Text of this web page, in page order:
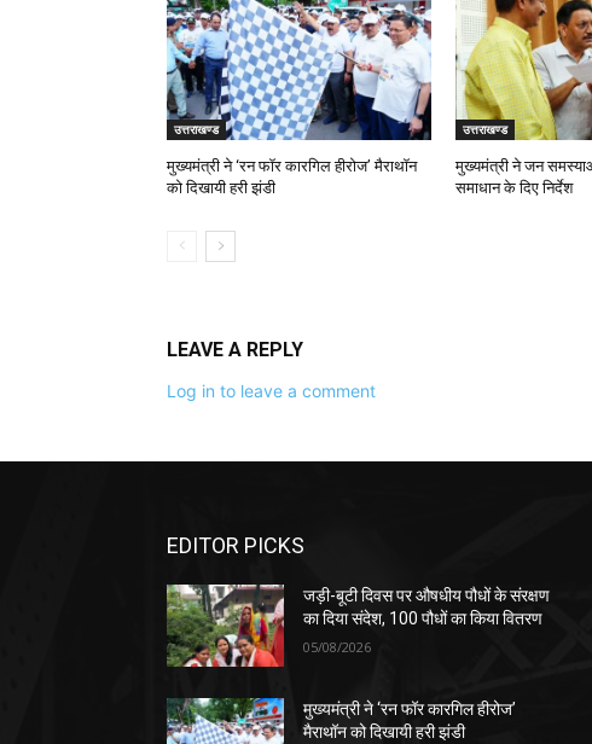
उत्तराखण्ड
मुख्यमंत्री ने ‘रन फॉर कारगिल हीरोज’ मैराथॉन
को दिखायी हरी झंडी
उत्तराखण्ड
मुख्यमंत्री ने जन
समाधान के दिए निर्देश
LEAVE A REPLY
Log in to leave a comment
EDITOR PICKS
जड़ी-बूटी दिवस पर औषधीय पौधों के संरक्षण
का दिया संदेश, 100 पौधों का किया वितरण
05/08/2026
मुख्यमंत्री ने ‘रन फॉर कारगिल हीरोज’
मैराथॉन को दिखायी हरी झंडी